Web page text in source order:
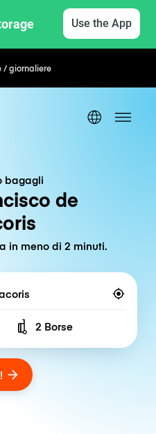
Use the App
/ giornaliere
bagagli
de
in meno di 2 minuti.
Number of bags
2 Borse